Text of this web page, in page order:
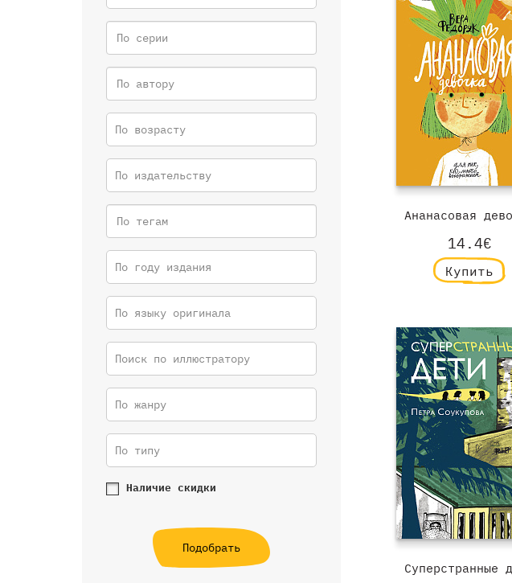
По возрасту
По издательству
По году издания
По языку оригинала
Поиск по иллюстратору
По жанру
По типу
Наличие скидки
Подобрать
Ананасовая
14.4€
Купить
Суперстранные